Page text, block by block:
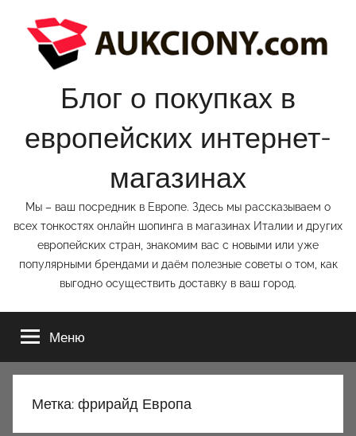
содержимому
Блог о покупках в
европейских интернет-
магазинах
Мы – ваш посредник в Европе. Здесь мы рассказываем о
всех тонкостях онлайн шопинга в магазинах Италии и других
европейских стран, знакомим вас с новыми или уже
популярными брендами и даём полезные советы о том, как
выгодно осуществить доставку в ваш город.
Меню
Метка: фрирайд Европа